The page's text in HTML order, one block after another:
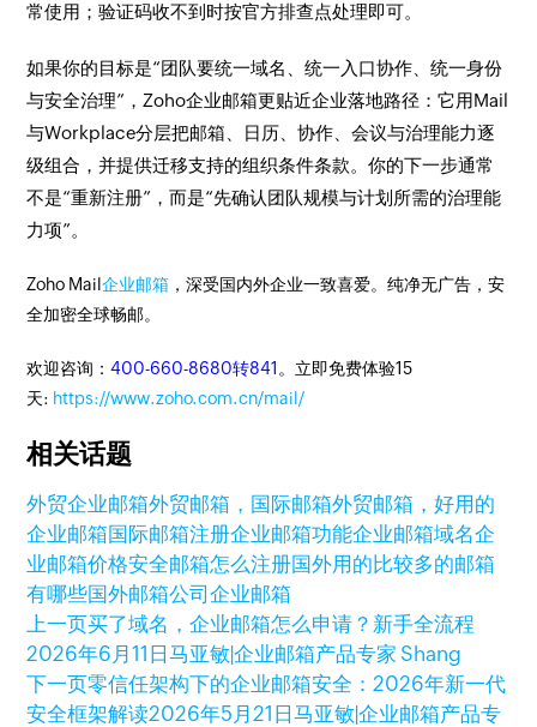
常使用；验证码收不到时按官方排查点处理即可。
如果你的目标是“团队要统一域名、统一入口协作、统一身份
与安全治理”，Zoho企业邮箱更贴近企业落地路径：它用Mail
与Workplace分层把邮箱、日历、协作、会议与治理能力逐
级组合，并提供迁移支持的组织条件条款。你的下一步通常
不是“重新注册”，而是“先确认团队规模与计划所需的治理能
力项”。
Zoho Mail企业邮箱 ，深受国内外企业一致喜爱。纯净无广告，安
全加密全球畅邮。
欢迎咨询：400-660-8680转841 。立即免费体验15
天: https://www.zoho.com.cn/mail/
相关话题
外贸企业邮箱外贸邮箱，国际邮箱外贸邮箱，好用的
企业邮箱国际邮箱注册企业邮箱功能企业邮箱域名企
业邮箱价格安全邮箱怎么注册国外用的比较多的邮箱
有哪些国外邮箱公司企业邮箱
上一页买了域名，企业邮箱怎么申请？新手全流程
2026年6月11日马亚敏|企业邮箱产品专家 Shang
下一页零信任架构下的企业邮箱安全：2026年新一代
安全框架解读2026年5月21日马亚敏|企业邮箱产品专